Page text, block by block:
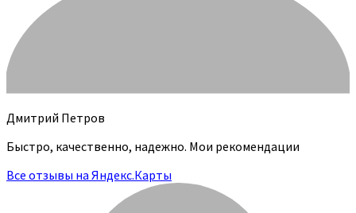
Дмитрий Петров
Быстро, качественно, надежно. Мои рекомендации
Все отзывы на Яндекс.Карты